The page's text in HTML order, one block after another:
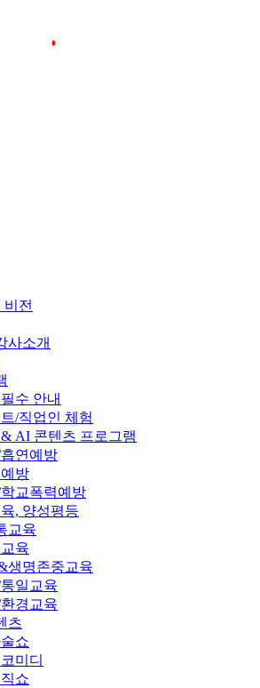
비전
사소개
수 안내
/직업인 체험
AI 콘텐츠 프로그램
연예방
방
교폭력예방
, 양성평등
교육
육
생명존중교육
일교육
경교육
츠
쇼
미디
쇼